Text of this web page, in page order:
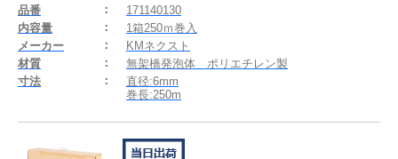
品番
171140130
内容量
1箱250ｍ巻入
メーカー
KMネクスト
材質
無架橋発泡体 ポリエチレン製
寸法
直径:6mm
巻長:250m